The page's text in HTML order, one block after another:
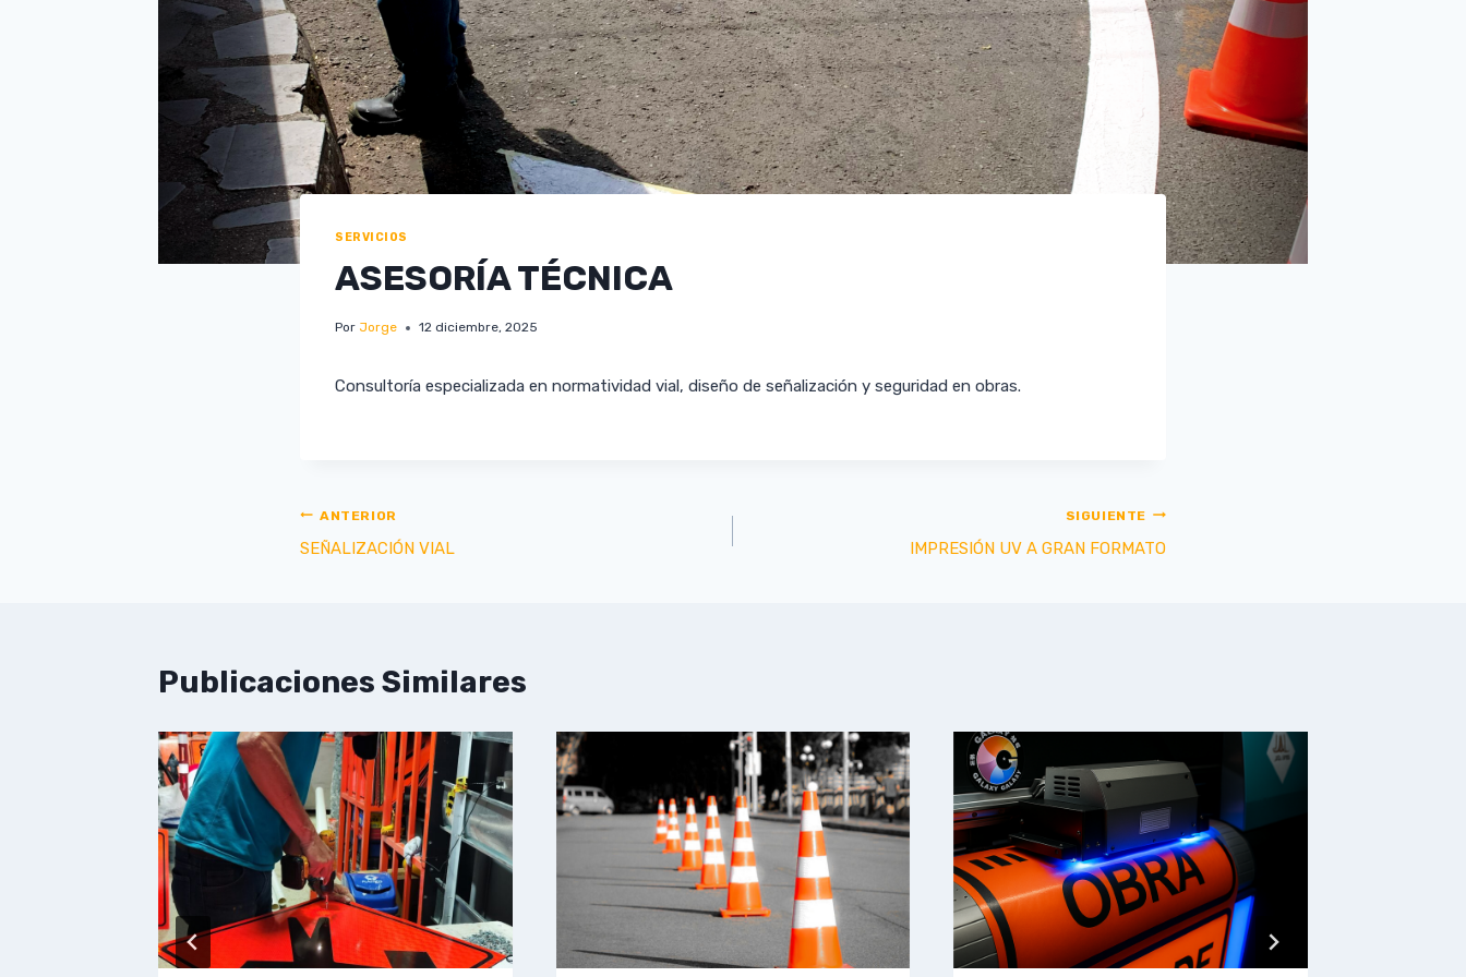
SERVICIOS
ASESORÍA TÉCNICA
Por Jorge 12 diciembre, 2025
Consultoría especializada en normatividad vial, diseño de señalización y seguridad en obras.
ANTERIOR
SEÑALIZACIÓN VIAL
SIGUIENTE
IMPRESIÓN UV A GRAN FORMATO
Publicaciones Similares